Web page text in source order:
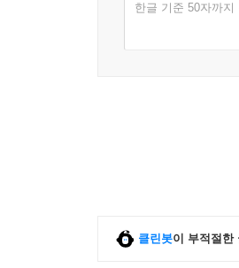
한글 기준 50자까지
클린봇이 부적절한